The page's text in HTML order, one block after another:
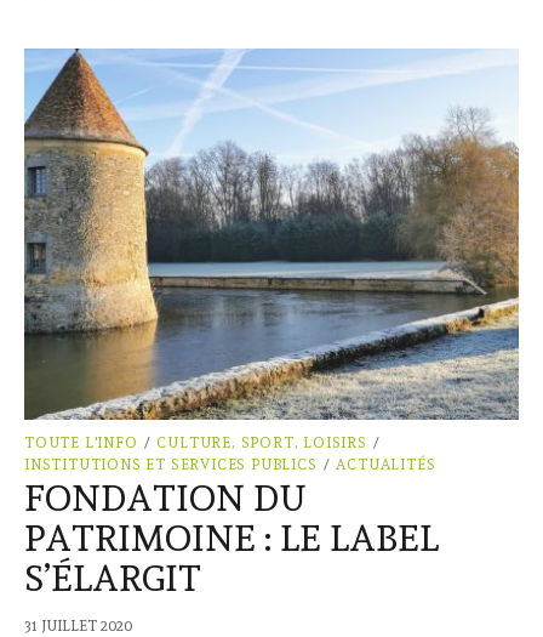
TOUTE L'INFO / CULTURE, SPORT, LOISIRS /
INSTITUTIONS ET SERVICES PUBLICS / ACTUALITÉS
FONDATION DU
PATRIMOINE : LE LABEL
S’ÉLARGIT
31 JUILLET 2020